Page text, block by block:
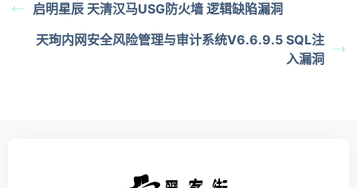
启明星辰 天清汉马USG防火墙 逻辑缺陷漏洞
天珣内网安全风险管理与审计系统V6.6.9.5 SQL注
入漏洞